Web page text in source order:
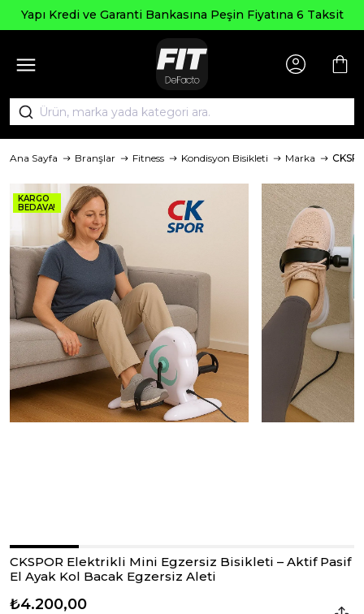
Kredi ve Garanti Bankasına Peşin Fiyatına 6 Taksit
Ana Sayfa Branşlar Fitness Kondisyon Bisikleti Marka
KARGO
BEDAVA!
CKSPOR Elektrikli Mini Egzersiz Bisikleti – Aktif Pasif
El Ayak Kol Bacak Egzersiz Aleti
₺4.200,00